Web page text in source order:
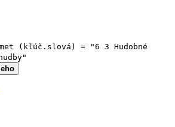
(kľúč.slová) = "6 3 Hudobné